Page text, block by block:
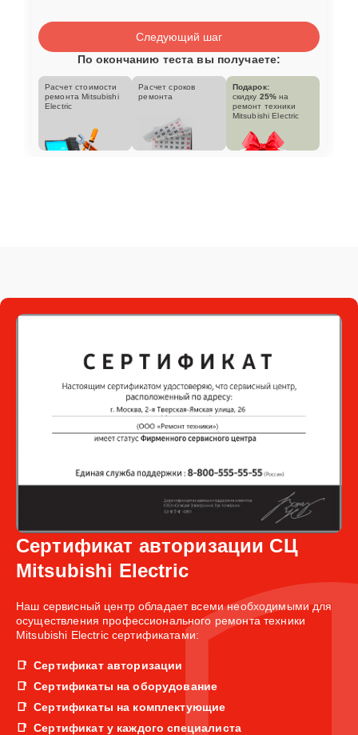
Следующий шаг
По окончанию теста вы получаете:
Расчет стоимости
ремонта Mitsubishi
Electric
Расчет сроков
ремонта
Подарок:
скидку 25% на
ремонт техники
Mitsubishi Electric
Сертификат авторизации СЦ
Mitsubishi Electric
Наш сервисный центр обладает всеми необходимыми для
осуществления профессионального ремонта техники
Mitsubishi Electric сертификатами:
Сертификат авторизации
Сертификаты на оборудование
Сертификаты на комплектующие
Сертификат у каждого специалиста